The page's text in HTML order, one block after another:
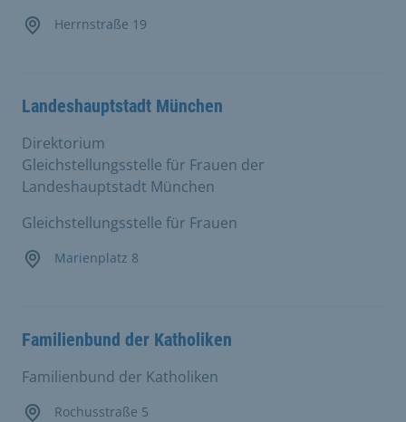
Herrnstraße 19
Direktorium
Gleichstellungsstelle für Frauen der
Landeshauptstadt München
Landeshauptstadt München
Gleichstellungsstelle für Frauen
Marienplatz 8
Familienbund der Katholiken
Familienbund der Katholiken
Rochusstraße 5